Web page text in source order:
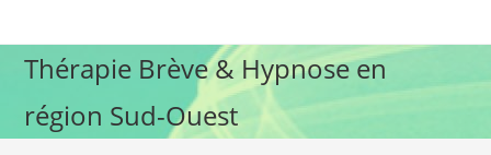
to
contentThérapie Brève & Hypnose en
région Sud-Ouest